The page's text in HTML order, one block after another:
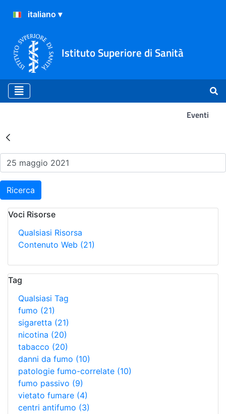
Istituto Superiore di Sanità
Eventi
Risultati della Ricerca -
Ricerca
Voci Risorse
Qualsiasi Risorsa
Contenuto Web (21)
Tag
Qualsiasi Tag
fumo (21)
sigaretta (21)
nicotina (20)
tabacco (20)
danni da fumo (10)
patologie fumo-correlate (10)
fumo passivo (9)
vietato fumare (4)
centri antifumo (3)